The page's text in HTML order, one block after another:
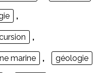
,
,
marine , géologie